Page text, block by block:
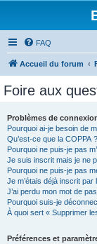
FAQ
Accueil du forum
Foire aux
Problèmes de
Pourquoi ai-je besoin de
Qu’est-ce que la COPPA ?
Pourquoi ne puis-je pas
Je suis inscrit mais je ne
Pourquoi ne puis-je pas
Je m’étais déjà inscrit
J’ai perdu mon mot de
Pourquoi suis-je
À quoi sert « Supprimer
Préférences et